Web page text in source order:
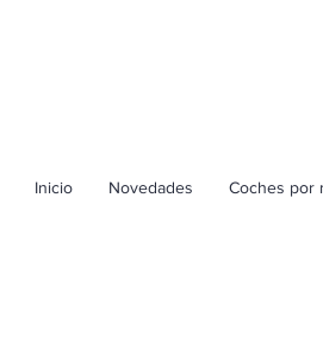
Inicio Novedades Coches por